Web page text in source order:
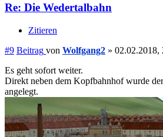
Re: Die Wedertalbahn
Zitieren
#9 Beitrag von Wolfgang2 » 02.02.2018,
Es geht sofort weiter.
Direkt neben dem Kopfbahnhof wurde
angelegt.